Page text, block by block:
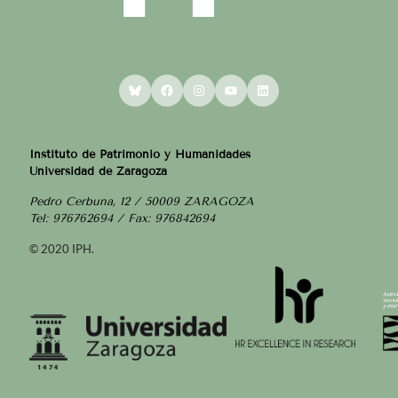
BlueskyFacebookInstagram
YouTubeLinkedIn
Instituto de Patrimonio y Humanidades
Universidad de Zaragoza
Pedro Cerbuna, 12 / 50009 ZARAGOZA
Tel: 976762694 / Fax: 976842694
© 2020 IPH.